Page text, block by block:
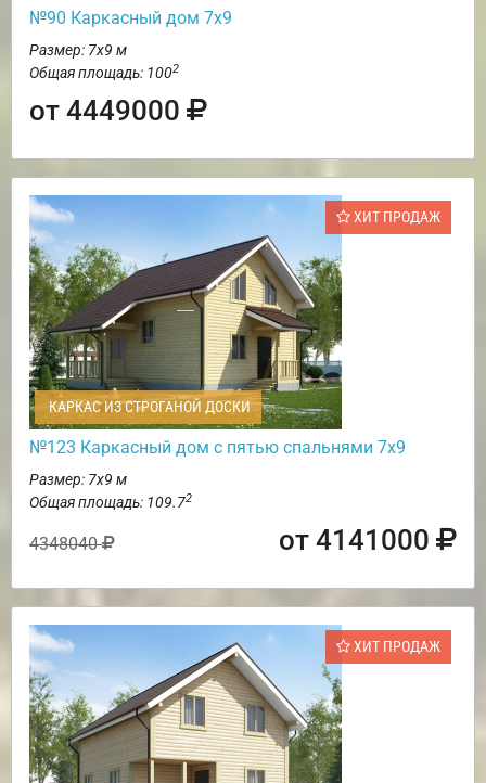
№90 Каркасный дом 7х9
Размер: 7х9 м
Общая площадь: 1002
от 4449000
ХИТ ПРОДАЖ
КАРКАС ИЗ СТРОГАНОЙ ДОСКИ
№123 Каркасный дом с пятью спальнями 7х9
Размер: 7х9 м
Общая площадь: 109.72
4348040 от 4141000
ХИТ ПРОДАЖ